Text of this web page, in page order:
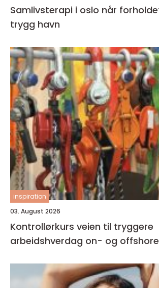
Samlivsterapi i oslo når forholdet trenger en
trygg havn
inspiration
03. August 2026
Kontrollørkurs veien til tryggere
arbeidshverdag on- og offshore